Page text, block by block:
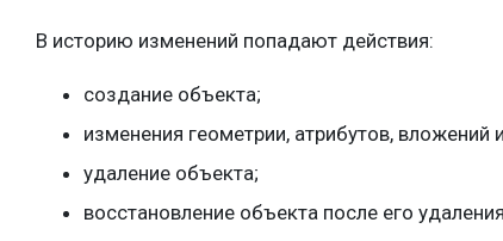
В историю изменений попадают действия:
создание объекта;
изменения геометрии, атрибутов, вложений
удаление объекта;
восстановление объекта после его